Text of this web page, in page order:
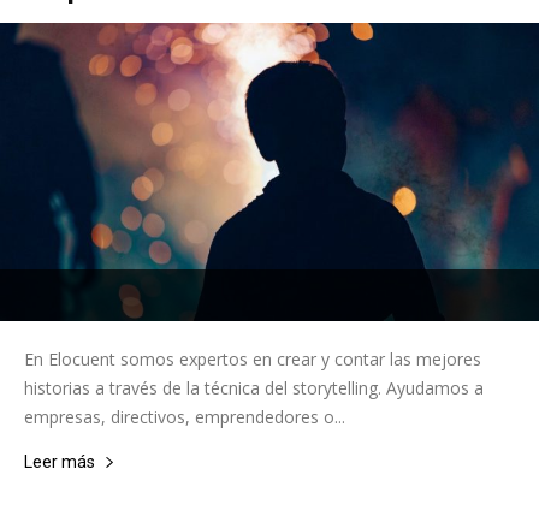
En Elocuent somos expertos en crear y contar las mejores
historias a través de la técnica del storytelling. Ayudamos a
empresas, directivos, emprendedores o...
Leer más